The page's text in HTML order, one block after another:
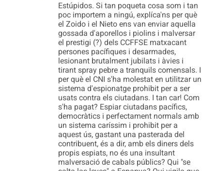
Estúpidos. Si tan poqueta cosa som i tan
poc importem a ningú, explíca'ns per què
el Zoido i el Nieto ens van enviar aquella
gossada d'aporellos i piolins i malversar
el prestigi (?) dels CCFFSE matxacant
persones pacífiques i desarmades,
lesionant brutalment jubilats i àvies i
tirant spray pebre a tranquils comensals. I
per què el CNI s'ha molestat en utilitzar un
sistema d'espionatge prohibit per a ser
usats contra els ciutadans. I tan car! Com
s'ha pagat? Espiar ciutadans pacífics,
democràtics i perfectament normals amb
un sistema caríssim i prohibit per a
aquest ús, gastant una pasterada del
contribuent, és a dir, amb els diners dels
propis espiats, no és una insultant
malversació de cabals públics? Qui "se